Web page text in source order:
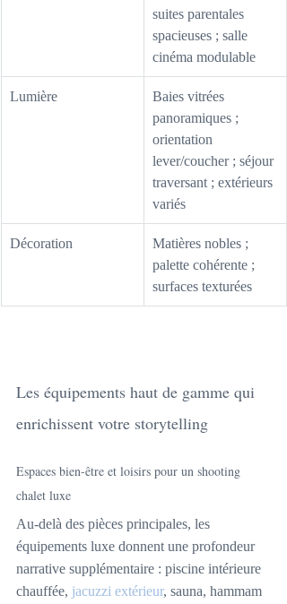
suites parentales
spacieuses ; salle
cinéma modulable
Lumière
Baies vitrées
panoramiques ;
orientation
lever/coucher ; séjour
traversant ; extérieurs
variés
Décoration
Matières nobles ;
palette cohérente ;
surfaces texturées
Les équipements haut de gamme qui
enrichissent votre storytelling
Espaces bien-être et loisirs pour un shooting
chalet luxe
Au-delà des pièces principales, les
équipements luxe donnent une profondeur
narrative supplémentaire : piscine intérieure
chauffée, jacuzzi extérieur, sauna, hammam